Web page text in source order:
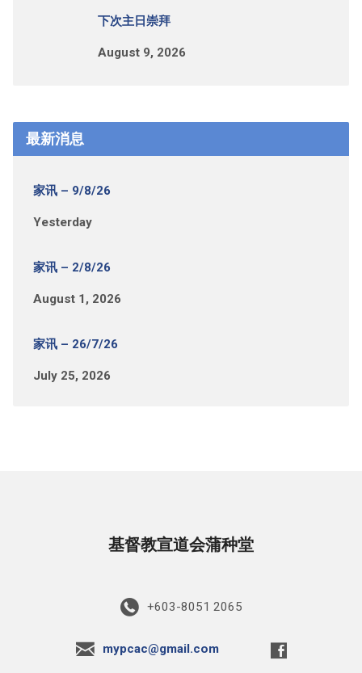
下次主日崇拜
August 9, 2026
最新消息
家讯 – 9/8/26
Yesterday
家讯 – 2/8/26
August 1, 2026
家讯 – 26/7/26
July 25, 2026
基督教宣道会蒲种堂
+603-8051 2065
mypcac@gmail.com